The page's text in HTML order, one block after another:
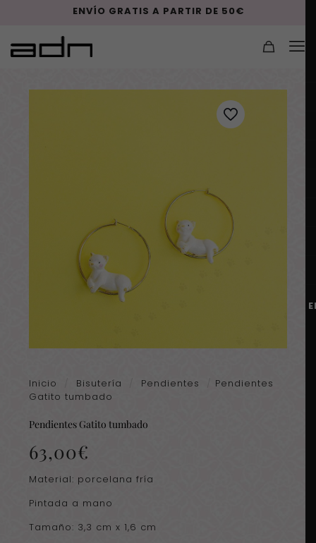
ENVÍO GRATIS A PARTIR DE 50€
Inicio Bisutería Pendientes
Pendientes
Gatito tumbado
Pendientes Gatito tumbado
63,00€
Material: porcelana fría
Pintada a mano
Tamaño: 3,3 cm x 1,6 cm